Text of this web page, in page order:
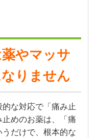
やマッサ
りません
な対応で「痛み止
めのお薬は、「痛
だけで、根本的な